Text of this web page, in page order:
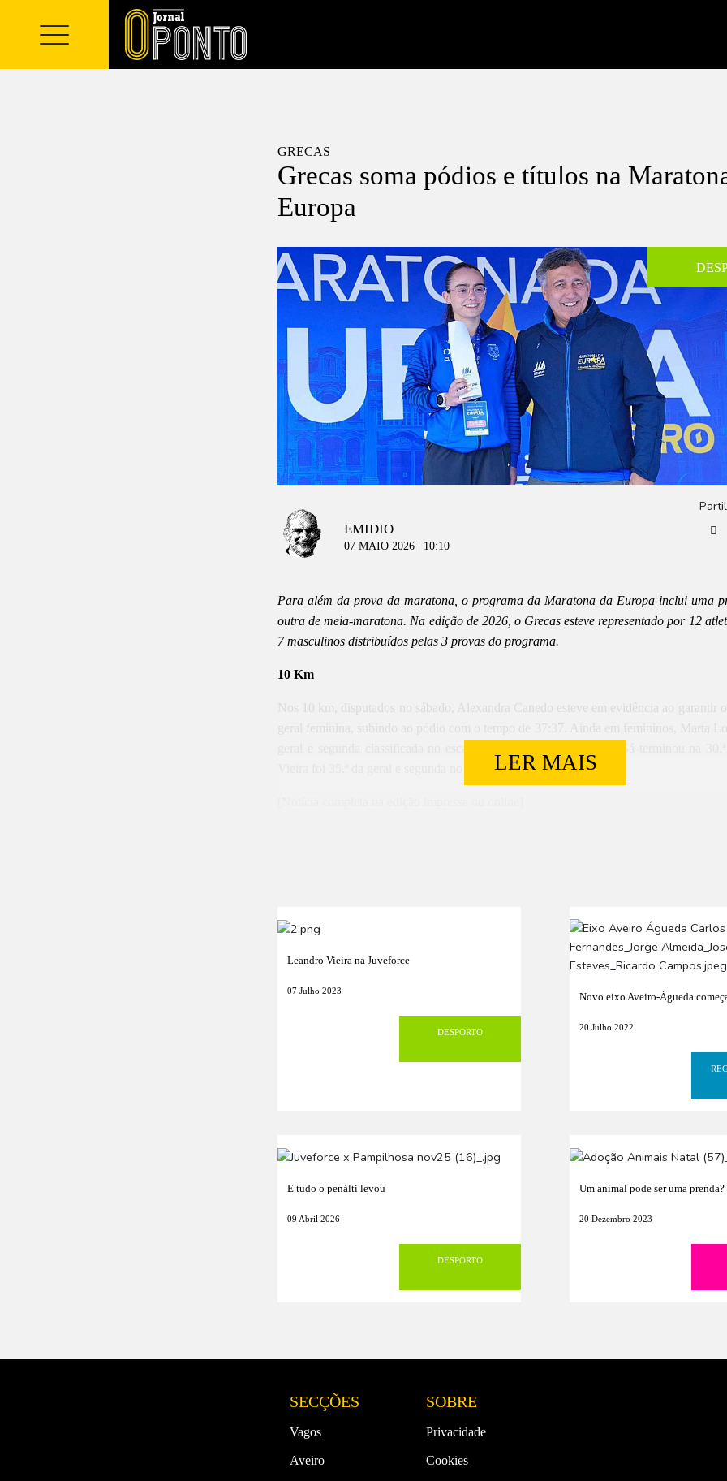
GRECAS
Grecas soma pódios e títulos na
Europa
EMIDIO
07 MAIO 2026 | 10:10
Para além da prova da maratona, o programa da Maratona da Europa inclui uma
outra de meia-maratona. Na edição de 2026, o Grecas esteve representado por 12
7 masculinos distribuídos pelas 3 provas do programa.
10 Km
Nos 10 km, disputados no sábado, Alexandra Canedo esteve em evidência ao garantir
Vieira foi 35.ª da geral e segunda no escalão F50.LER MAIS
Leandro Vieira na Juveforce
07 Julho 2023
DESPORTO
Novo eixo Aveiro-Águeda
20 Julho 2022
E tudo o penálti levou
09 Abril 2026
DESPORTO
Um animal pode ser uma prenda?
20 Dezembro 2023
SECÇÕES
Vagos
Aveiro
SOBRE
Privacidade
Cookies